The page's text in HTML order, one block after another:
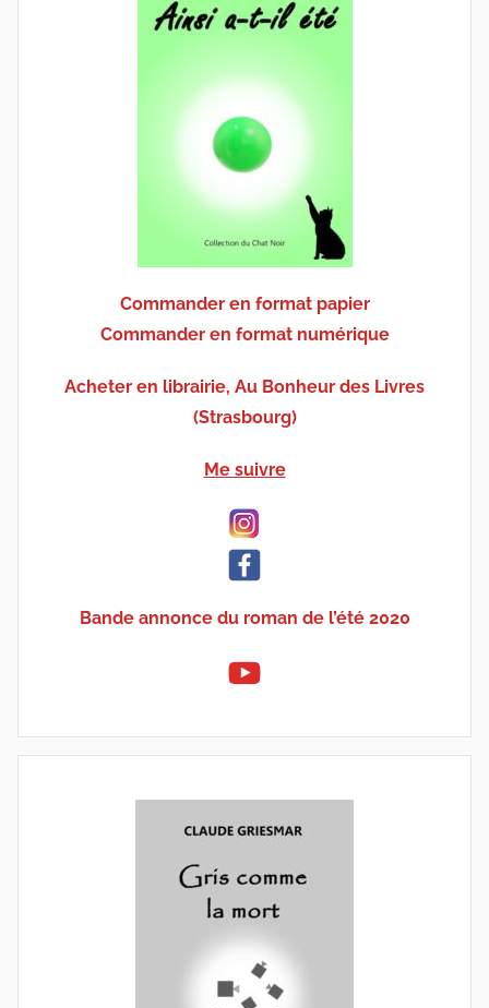
Commander en format papier
Commander en format numérique
Acheter en librairie, Au Bonheur des Livres
(Strasbourg)
Me suivre
Bande annonce du roman de l’été 2020